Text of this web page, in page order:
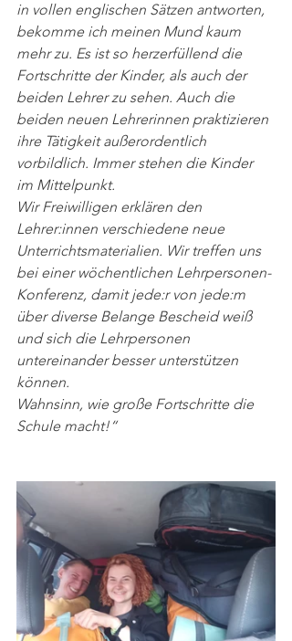
in vollen englischen Sätzen antworten,
bekomme ich meinen Mund kaum
mehr zu. Es ist so herzerfüllend die
Fortschritte der Kinder, als auch der
beiden Lehrer zu sehen. Auch die
beiden neuen Lehrerinnen praktizieren
ihre Tätigkeit außerordentlich
vorbildlich. Immer stehen die Kinder
im Mittelpunkt.
Wir Freiwilligen erklären den
Lehrer:innen verschiedene neue
Unterrichtsmaterialien. Wir treffen uns
bei einer wöchentlichen Lehrpersonen-
Konferenz, damit jede:r von jede:m
über diverse Belange Bescheid weiß
und sich die Lehrpersonen
untereinander besser unterstützen
können.
Wahnsinn, wie große Fortschritte die
Schule macht!“